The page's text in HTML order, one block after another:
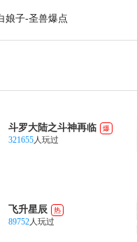
娘子-圣兽爆点
斗罗大陆之斗神再临 爆
321655人玩过
飞升星辰 热
89752人玩过